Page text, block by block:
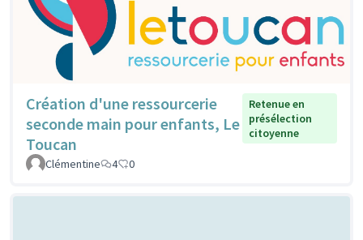
Création d'une ressourcerie
seconde main pour enfants, Le
Toucan
Retenue en
présélection
citoyenne
Clémentine 4 0